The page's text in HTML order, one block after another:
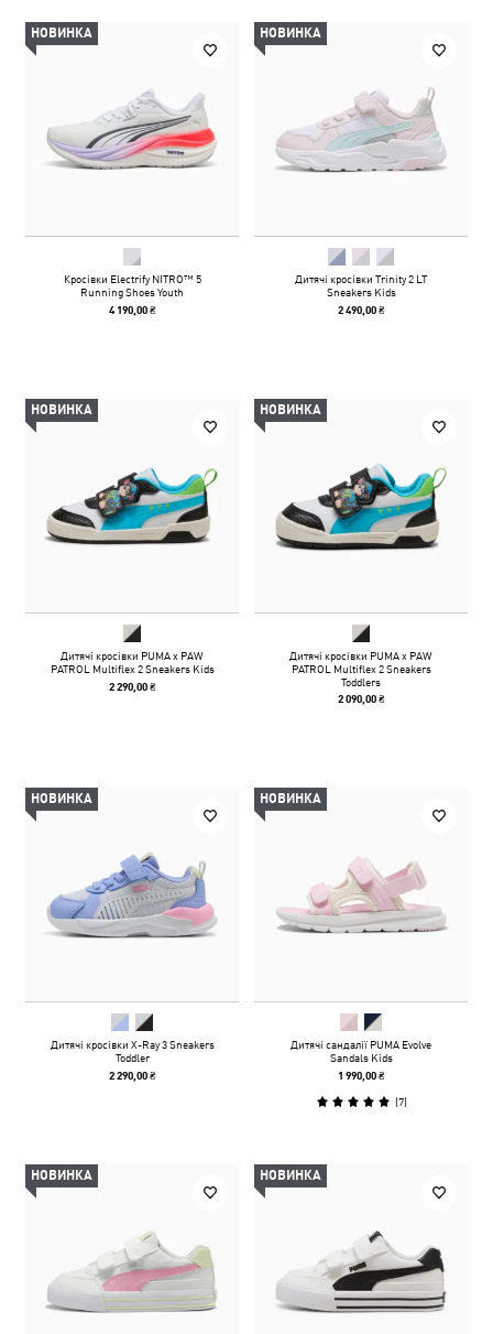
НОВИНКА
Кросівки Electrify NITRO™ 5
Running Shoes Youth
4 190,00 ₴
НОВИНКА
Дитячі кросівки Trinity 2 LT
Sneakers Kids
2 490,00 ₴
НОВИНКА
Дитячі кросівки PUMA x PAW
PATROL Multiflex 2 Sneakers Kids
2 290,00 ₴
НОВИНКА
Дитячі кросівки PUMA x PAW
PATROL Multiflex 2 Sneakers
Toddlers
2 090,00 ₴
НОВИНКА
Дитячі кросівки X-Ray 3 Sneakers
Toddler
2 290,00 ₴
НОВИНКА
Дитячі сандалії PUMA Evolve
Sandals Kids
1 990,00 ₴
(7)
НОВИНКА НОВИНКА